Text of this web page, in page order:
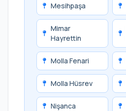
Mesihpaşa
Mimar
Hayrettin
Molla Fenari
Molla Hüsrev
Nişanca